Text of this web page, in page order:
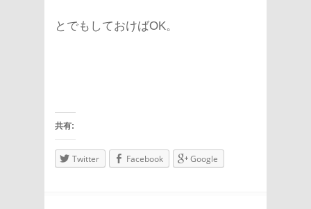
とでもしておけばOK。
共有:
Twitter Facebook Google